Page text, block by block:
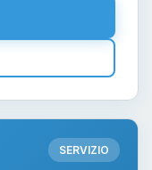
SERVIZIO